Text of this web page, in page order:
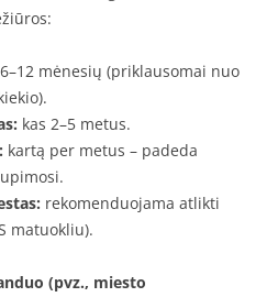
mėnesių (priklausomai nuo
kas 2–5 metus.
kartą per metus – padeda
rekomenduojama atlikti
matuokliu).
(pvz., miesto